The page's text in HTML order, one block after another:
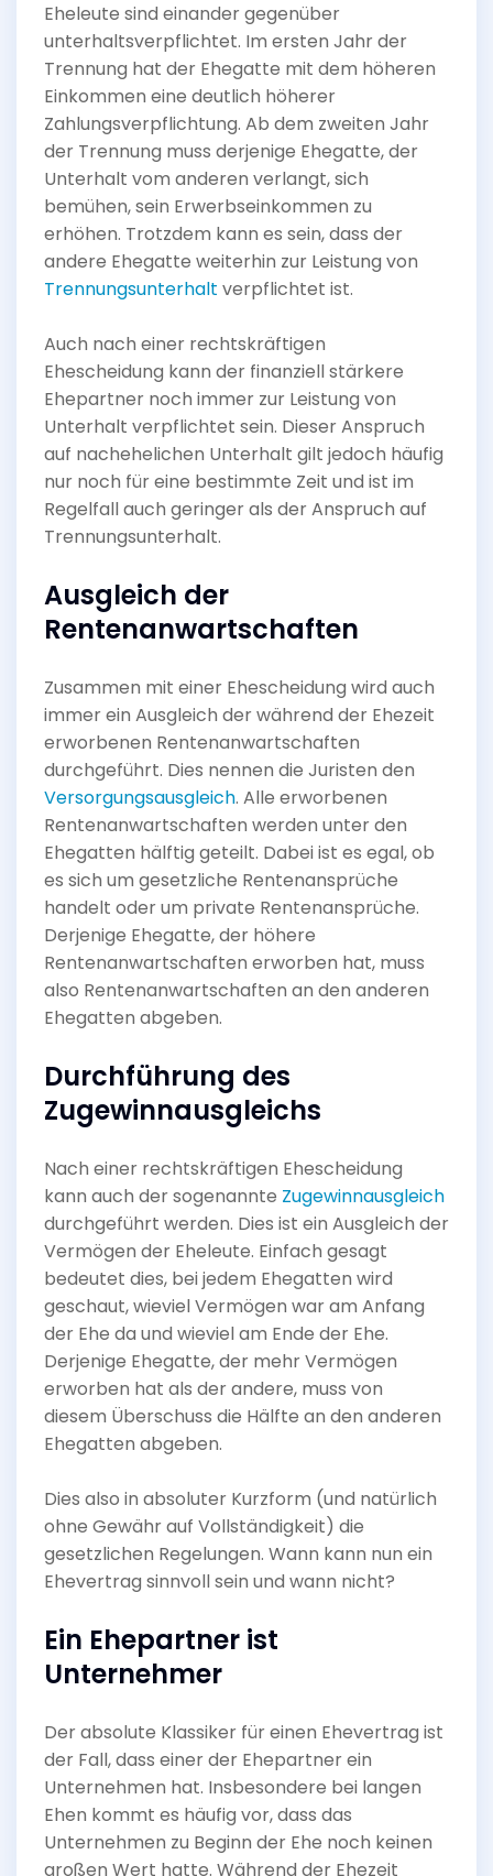
Eheleute sind einander gegenüber
unterhaltsverpflichtet. Im ersten Jahr der
Trennung hat der Ehegatte mit dem höheren
Einkommen eine deutlich höherer
Zahlungsverpflichtung. Ab dem zweiten Jahr
der Trennung muss derjenige Ehegatte, der
Unterhalt vom anderen verlangt, sich
bemühen, sein Erwerbseinkommen zu
erhöhen. Trotzdem kann es sein, dass der
andere Ehegatte weiterhin zur Leistung von
Trennungsunterhalt verpflichtet ist.
Auch nach einer rechtskräftigen
Ehescheidung kann der finanziell stärkere
Ehepartner noch immer zur Leistung von
Unterhalt verpflichtet sein. Dieser Anspruch
auf nachehelichen Unterhalt gilt jedoch häufig
nur noch für eine bestimmte Zeit und ist im
Regelfall auch geringer als der Anspruch auf
Trennungsunterhalt.
Ausgleich der
Rentenanwartschaften
Zusammen mit einer Ehescheidung wird auch
immer ein Ausgleich der während der Ehezeit
erworbenen Rentenanwartschaften
durchgeführt. Dies nennen die Juristen den
Versorgungsausgleich. Alle erworbenen
Rentenanwartschaften werden unter den
Ehegatten hälftig geteilt. Dabei ist es egal, ob
es sich um gesetzliche Rentenansprüche
handelt oder um private Rentenansprüche.
Derjenige Ehegatte, der höhere
Rentenanwartschaften erworben hat, muss
also Rentenanwartschaften an den anderen
Ehegatten abgeben.
Durchführung des
Zugewinnausgleichs
Nach einer rechtskräftigen Ehescheidung
kann auch der sogenannte Zugewinnausgleich
durchgeführt werden. Dies ist ein Ausgleich der
Vermögen der Eheleute. Einfach gesagt
bedeutet dies, bei jedem Ehegatten wird
geschaut, wieviel Vermögen war am Anfang
der Ehe da und wieviel am Ende der Ehe.
Derjenige Ehegatte, der mehr Vermögen
erworben hat als der andere, muss von
diesem Überschuss die Hälfte an den anderen
Ehegatten abgeben.
Dies also in absoluter Kurzform (und natürlich
ohne Gewähr auf Vollständigkeit) die
gesetzlichen Regelungen. Wann kann nun ein
Ehevertrag sinnvoll sein und wann nicht?
Ein Ehepartner ist
Unternehmer
Der absolute Klassiker für einen Ehevertrag ist
der Fall, dass einer der Ehepartner ein
Unternehmen hat. Insbesondere bei langen
Ehen kommt es häufig vor, dass das
Unternehmen zu Beginn der Ehe noch keinen
großen Wert hatte. Während der Ehezeit